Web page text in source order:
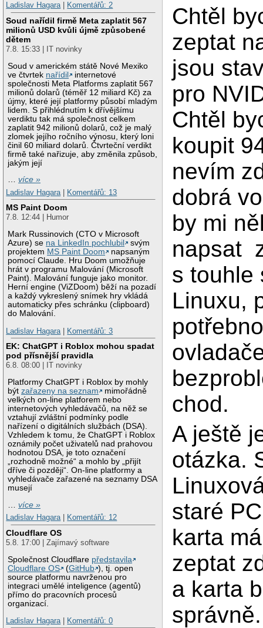
Ladislav Hagara| Komentářů: 2
Soud nařídil firmě Meta zaplatit 567
milionů USD kvůli újmě způsobené
dětem
7.8. 15:33 | IT novinky
Soud v americkém státě Nové Mexiko
ve čtvrtek nařídil
internetové
společnosti Meta Platforms zaplatit 567
milionů dolarů (téměř 12 miliard Kč) za
újmy, které její platformy působí mladým
lidem. S přihlédnutím k dřívějšímu
verdiktu tak má společnost celkem
zaplatit 942 milionů dolarů, což je malý
zlomek jejího ročního výnosu, který loni
činil 60 miliard dolarů. Čtvrteční verdikt
firmě také nařizuje, aby změnila způsob,
jakým její
…více »
Ladislav Hagara
Komentářů: 13
MS Paint Doom
7.8. 12:44 | Humor
Mark Russinovich (CTO v Microsoft
Azure) se na LinkedIn pochlubil
svým
projektem MS Paint Doom
napsaným
pomocí Claude. Hru Doom umožňuje
hrát v programu Malování (Microsoft
Paint). Malování funguje jako monitor.
Herní engine (ViZDoom) běží na pozadí
a každý vykreslený snímek hry vkládá
automaticky přes schránku (clipboard)
do Malování.
Ladislav Hagara
Komentářů: 3
EK: ChatGPT i Roblox mohou spadat
pod přísnější pravidla
6.8. 08:00 | IT novinky
Platformy ChatGPT i Roblox by mohly
býtzařazeny na seznam
mimořádně
velkých on-line platforem nebo
internetových vyhledávačů, na něž se
vztahují zvláštní podmínky podle
nařízení o digitálních službách (DSA).
Vzhledem k tomu, že ChatGPT i Roblox
oznámily počet uživatelů nad prahovou
hodnotou DSA, je toto označení
„rozhodně možné“ a mohlo by „přijít
dříve či později“. On-line platformy a
vyhledávače zařazené na seznamy DSA
musejí
…více »
Ladislav Hagara| Komentářů: 12
Cloudflare OS
5.8. 17:00 | Zajímavý software
Společnost Cloudflare představila
Cloudflare OS
(GitHub ), tj. open
source platformu navrženou pro
integraci umělé inteligence (agentů)
přímo do pracovních procesů
organizací.
Ladislav Hagara| Komentářů: 0
Chtěl
zeptat
jsou
pro
Chtěl
koupit
nevím
dobrá
by mi
napsat
s touhle
Linuxu,
chod.
A ještě
otázka.
staré
karta
zeptat
a karta
správně.